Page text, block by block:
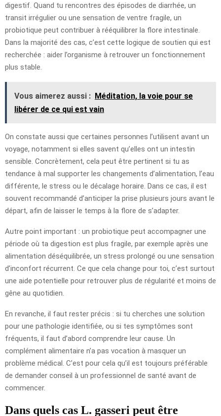
digestif. Quand tu rencontres des épisodes de diarrhée, un
transit irrégulier ou une sensation de ventre fragile, un
probiotique peut contribuer à rééquilibrer la flore intestinale.
Dans la majorité des cas, c’est cette logique de soutien qui est
recherchée : aider l’organisme à retrouver un fonctionnement
plus stable.
Vous aimerez aussi : Méditation, la voie pour se
libérer de ce qui est vain
On constate aussi que certaines personnes l’utilisent avant un
voyage, notamment si elles savent qu’elles ont un intestin
sensible. Concrètement, cela peut être pertinent si tu as
tendance à mal supporter les changements d’alimentation, l’eau
différente, le stress ou le décalage horaire. Dans ce cas, il est
souvent recommandé d’anticiper la prise plusieurs jours avant le
départ, afin de laisser le temps à la flore de s’adapter.
Autre point important : un probiotique peut accompagner une
période où ta digestion est plus fragile, par exemple après une
alimentation déséquilibrée, un stress prolongé ou une sensation
d’inconfort récurrent. Ce que cela change pour toi, c’est surtout
une aide potentielle pour retrouver plus de régularité et moins de
gêne au quotidien.
En revanche, il faut rester précis : si tu cherches une solution
pour une pathologie identifiée, ou si tes symptômes sont
fréquents, il faut d’abord comprendre leur cause. Un
complément alimentaire n’a pas vocation à masquer un
problème médical. C’est pour cela qu’il est toujours préférable
de demander conseil à un professionnel de santé avant de
commencer.
Dans quels cas L. gasseri peut être